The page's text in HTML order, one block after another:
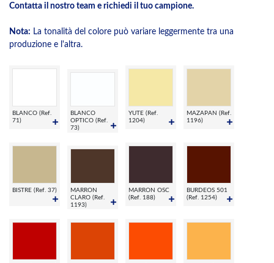
Contatta il nostro team e richiedi il tuo campione.
Nota: La tonalità del colore può variare leggermente tra una
produzione e l'altra.
BLANCO (Ref.
71)
BLANCO
OPTICO (Ref.
73)
YUTE (Ref.
1204)
MAZAPAN (Ref.
1196)
BISTRE (Ref. 37)
MARRON
CLARO (Ref.
1193)
MARRON OSC
(Ref. 188)
BURDEOS 501
(Ref. 1254)